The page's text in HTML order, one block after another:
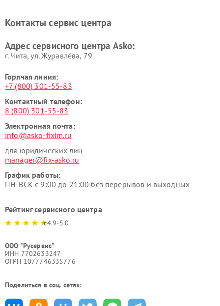
Ремонт подогревателей
Ремонт промышленных
Asko
Контакты сервис центра
Адрес сервисного центра Asko:
г. Чита, ул. Журавлёва, 79
Горячая линия:
+7 (800) 301-55-83
Контактный телефон:
8 (800) 301-55-83
Электронная почта:
info@asko-fixim.ru
для юридических лиц
manager@fix-asko.ru
График работы:
ПН-ВСК с 9:00 до 21:00 без перерывов и выходных
Рейтинг сервисного центра
4.9-5.0
ООО "Русервис"
ИНН 7702633247
ОГРН 1077746335776
Поделиться в соц. сетях: